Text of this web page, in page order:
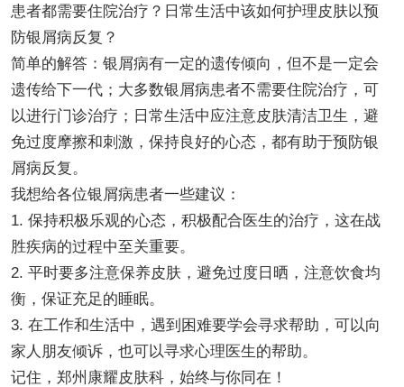
患者都需要住院治疗？日常生活中该如何护理皮肤以预
防银屑病反复？
简单的解答：银屑病有一定的遗传倾向，但不是一定会
遗传给下一代；大多数银屑病患者不需要住院治疗，可
以进行门诊治疗；日常生活中应注意皮肤清洁卫生，避
免过度摩擦和刺激，保持良好的心态，都有助于预防银
屑病反复。
我想给各位银屑病患者一些建议：
1. 保持积极乐观的心态，积极配合医生的治疗，这在战
胜疾病的过程中至关重要。
2. 平时要多注意保养皮肤，避免过度日晒，注意饮食均
衡，保证充足的睡眠。
3. 在工作和生活中，遇到困难要学会寻求帮助，可以向
家人朋友倾诉，也可以寻求心理医生的帮助。
记住，郑州康耀皮肤科，始终与你同在！